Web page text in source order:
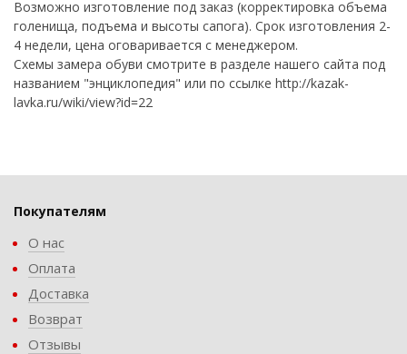
Возможно изготовление под заказ (корректировка объема
голенища, подъема и высоты сапога). Срок изготовления 2-
4 недели, цена оговаривается с менеджером.
Схемы замера обуви смотрите в разделе нашего сайта под
названием "энциклопедия" или по ссылке http://kazak-
lavka.ru/wiki/view?id=22
Покупателям
О нас
Оплата
Доставка
Возврат
Отзывы